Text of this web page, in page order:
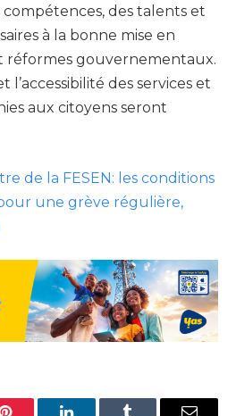
des talents et
à la bonne mise en
gouvernementaux.
l’accessibilité des services et
aux citoyens seront
de la FESEN: les conditions
une grève régulière,